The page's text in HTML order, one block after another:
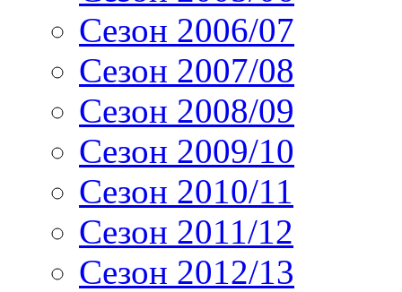
Сезон 2006/07
Сезон 2007/08
Сезон 2008/09
Сезон 2009/10
Сезон 2010/11
Сезон 2011/12
Сезон 2012/13